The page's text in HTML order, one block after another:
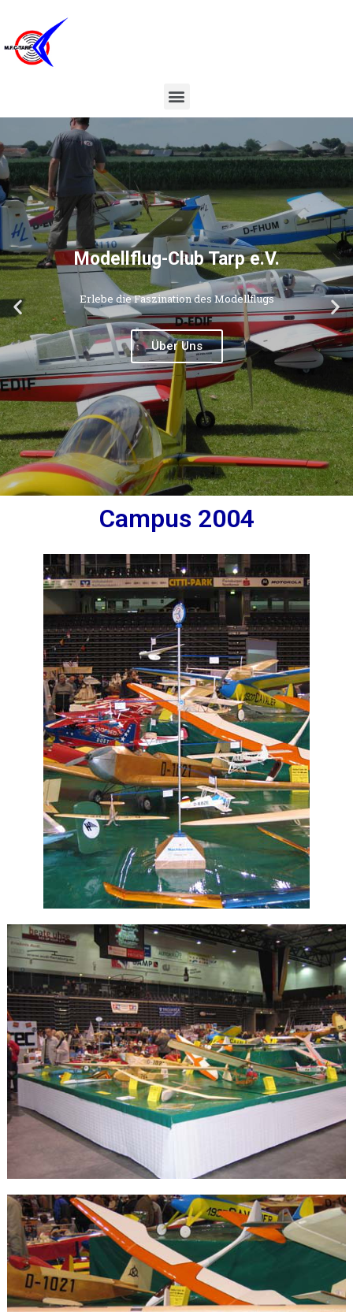
Modellflug-Club Tarp e.V.
Erlebe die Faszination des Modellflugs
Über Uns
Campus 2004